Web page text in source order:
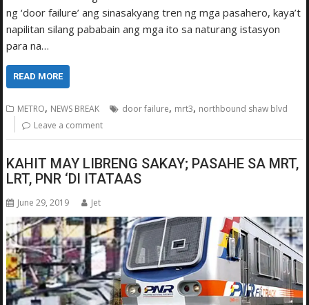
ng ‘door failure’ ang sinasakyang tren ng mga pasahero, kaya’t
napilitan silang pababain ang mga ito sa naturang istasyon
para na…
READ MORE
METRO, NEWS BREAK door failure, mrt3, northbound shaw blvd
Leave a comment
KAHIT MAY LIBRENG SAKAY; PASAHE SA MRT,
LRT, PNR ‘DI ITATAAS
June 29, 2019 Jet